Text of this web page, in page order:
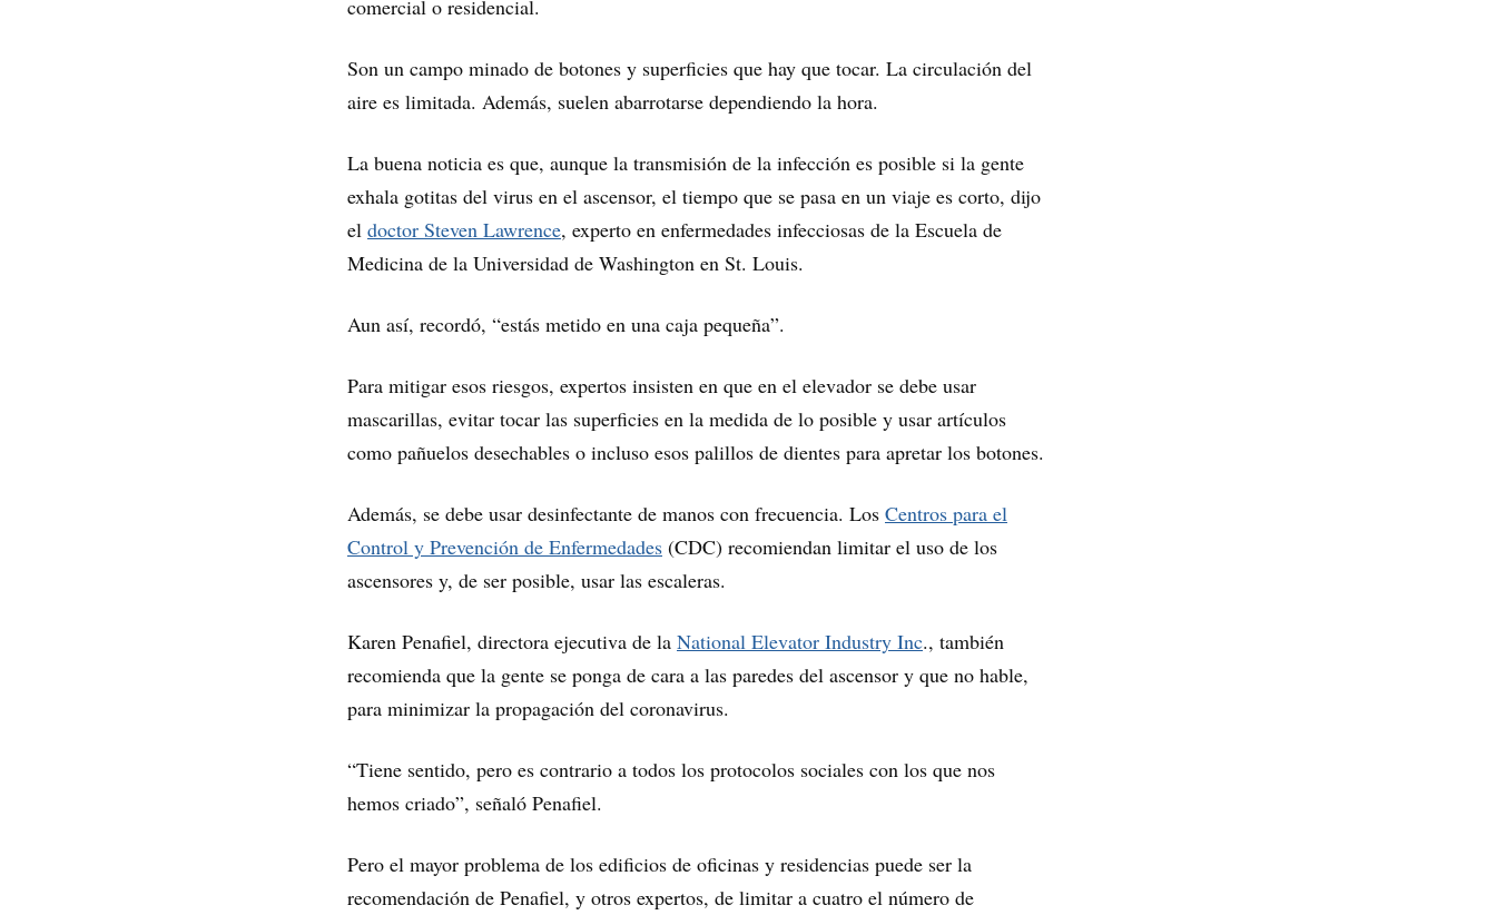
comercial o residencial.
Son un campo minado de botones y superficies que hay que tocar. La circulación del
aire es limitada. Además, suelen abarrotarse dependiendo la hora.
La buena noticia es que, aunque la transmisión de la infección es posible si la gente
exhala gotitas del virus en el ascensor, el tiempo que se pasa en un viaje es corto, dijo
el doctor Steven Lawrence, experto en enfermedades infecciosas de la Escuela de
Medicina de la Universidad de Washington en St. Louis.
Aun así, recordó, “estás metido en una caja pequeña”.
Para mitigar esos riesgos, expertos insisten en que en el elevador se debe usar
mascarillas, evitar tocar las superficies en la medida de lo posible y usar artículos
como pañuelos desechables o incluso esos palillos de dientes para apretar los botones.
Además, se debe usar desinfectante de manos con frecuencia. Los Centros para el
Control y Prevención de Enfermedades (CDC) recomiendan limitar el uso de los
ascensores y, de ser posible, usar las escaleras.
Karen Penafiel, directora ejecutiva de la National Elevator Industry Inc., también
recomienda que la gente se ponga de cara a las paredes del ascensor y que no hable,
para minimizar la propagación del coronavirus.
“Tiene sentido, pero es contrario a todos los protocolos sociales con los que nos
hemos criado”, señaló Penafiel.
Pero el mayor problema de los edificios de oficinas y residencias puede ser la
recomendación de Penafiel, y otros expertos, de limitar a cuatro el número de